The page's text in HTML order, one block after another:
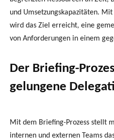
und Umsetzungskapazitäten.
wird das Ziel erreicht, eine
von Anforderungen in einem
Der Briefing-
gelungene
Mit dem Briefing-Prozess stellt
internen und externen Teams